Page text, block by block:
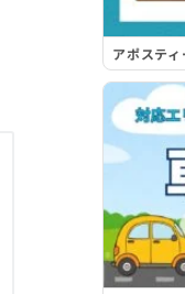
アポステ